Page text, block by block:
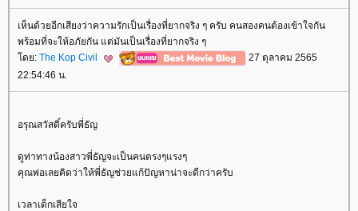
เห็นด้วยอีกเสียงว่าความรักเป็นเรื่องที่ยากจริง ๆ ครับ คนสองคนต้องเข้าใจกัน
พร้อมที่จะให้อภัยกัน แต่มันเป็นเรื่องที่ยากจริง ๆ
ดย: The Kop Civil
27 ตุลาคม 2565
22:54:46 น.
อรุณสวัสดิ์ครับพี่ธัญ
ดูท่าทางน้องสาวพี่ธัญจะเป็นคนตรงๆแรงๆ
คุณพ่อเลยคิดว่าให้พี่ธัญช่วยแก้ปัญหาน่าจะดีกว่าครับ
เวลาเด็กเสียใจ